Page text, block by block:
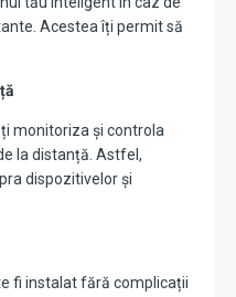
Acestea îți permit să
monitoriza și controla
la distanță. Astfel,
dispozitivelor și
fi instalat fără complicații